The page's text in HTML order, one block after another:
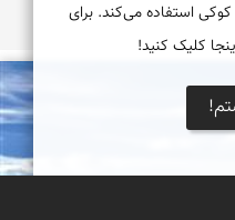
استفاده می‌کند. برای
کلیک کنید!